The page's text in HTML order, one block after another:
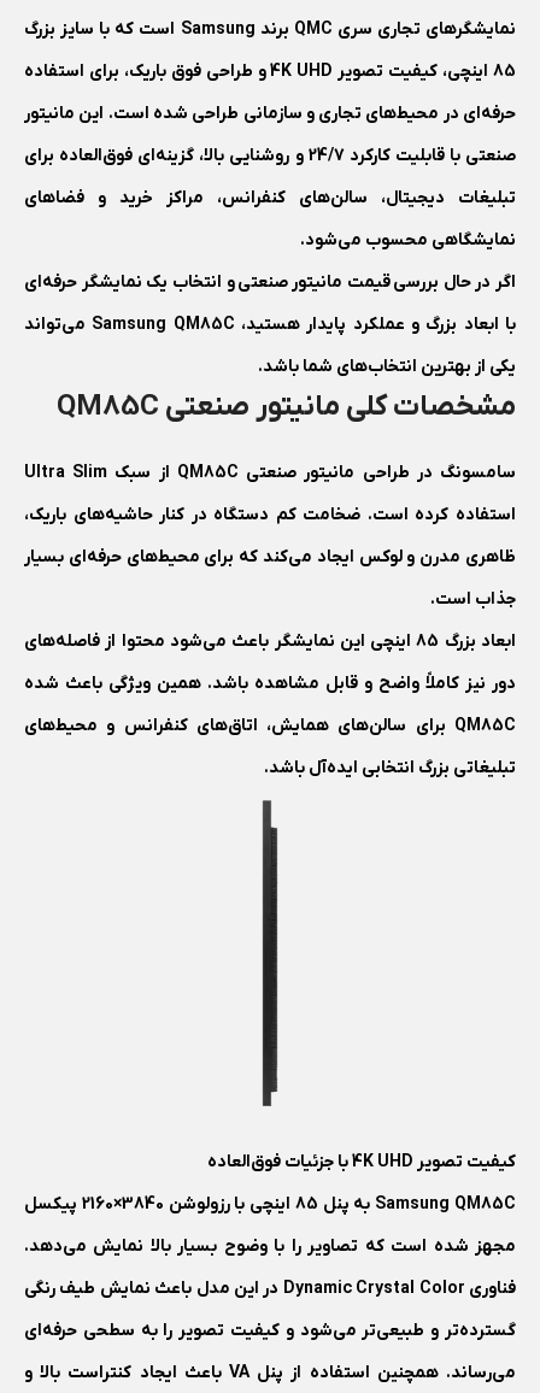
نمایشگرهای تجاری سری QMC برند Samsung است که با سایز بزرگ
85 اینچی، کیفیت تصویر 4K UHD و طراحی فوق باریک، برای استفاده
حرفه‌ای در محیط‌های تجاری و سازمانی طراحی شده است. این مانیتور
صنعتی با قابلیت کارکرد 24/7 و روشنایی بالا، گزینه‌ای فوق‌العاده برای
تبلیغات دیجیتال، سالن‌های کنفرانس، مراکز خرید و فضاهای
نمایشگاهی محسوب می‌شود.
اگر در حال بررسی قیمت مانیتور صنعتی و انتخاب یک نمایشگر حرفه‌ای
با ابعاد بزرگ و عملکرد پایدار هستید، Samsung QM85C می‌تواند
یکی از بهترین انتخاب‌های شما باشد.
مشخصات کلی مانیتور صنعتی QM85C
سامسونگ در طراحی مانیتور صنعتی QM85C از سبک Ultra Slim
استفاده کرده است. ضخامت کم دستگاه در کنار حاشیه‌های باریک،
ظاهری مدرن و لوکس ایجاد می‌کند که برای محیط‌های حرفه‌ای بسیار
جذاب است.
ابعاد بزرگ 85 اینچی این نمایشگر باعث می‌شود محتوا از فاصله‌های
دور نیز کاملاً واضح و قابل مشاهده باشد. همین ویژگی باعث شده
QM85C برای سالن‌های همایش، اتاق‌های کنفرانس و محیط‌های
تبلیغاتی بزرگ انتخابی ایده‌آل باشد.
کیفیت تصویر 4K UHD با جزئیات فوق‌العاده
Samsung QM85C به پنل 85 اینچی با رزولوشن 3840×2160 پیکسل
مجهز شده است که تصاویر را با وضوح بسیار بالا نمایش می‌دهد.
فناوری Dynamic Crystal Color در این مدل باعث نمایش طیف رنگی
گسترده‌تر و طبیعی‌تر می‌شود و کیفیت تصویر را به سطحی حرفه‌ای
می‌رساند. همچنین استفاده از پنل VA باعث ایجاد کنتراست بالا و